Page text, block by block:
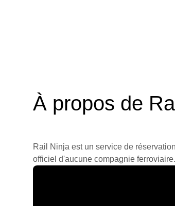
À propos de
Rail Ninja est un service de
officiel d'aucune compagnie